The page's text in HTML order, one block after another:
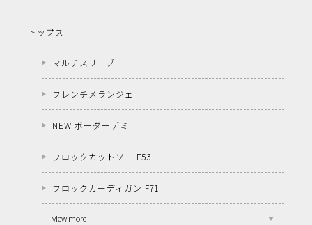
トップス
マルチスリーブ
フレンチメランジェ
NEW ボーダーデミ
フロックカットソー F53
フロックカーディガン F71
view more